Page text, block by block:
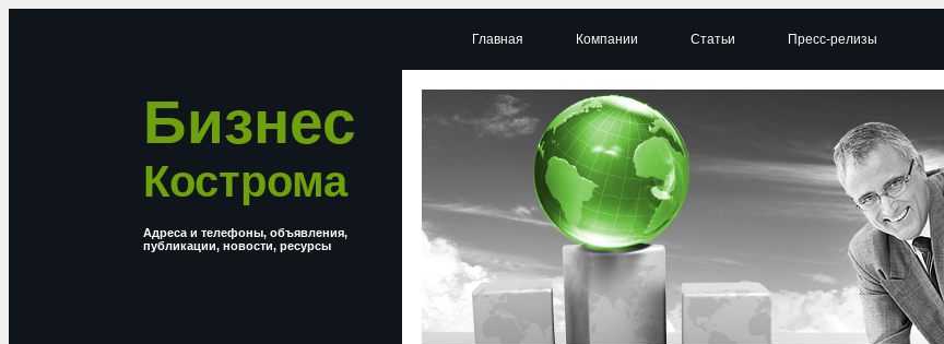
Бизнес
Кострома
Адреса и телефоны, объявления,
публикации, новости, ресурсы
Главная Компании Статьи Пресс-релизы